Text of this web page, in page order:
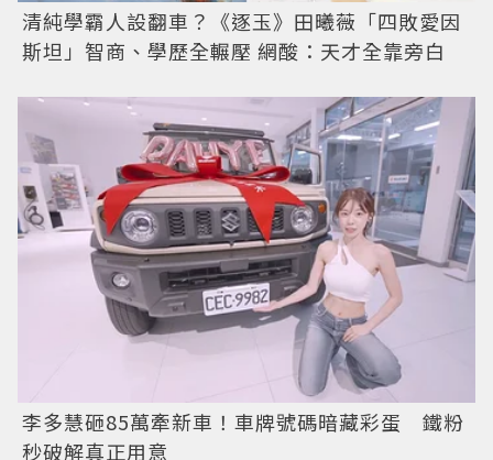
清純學霸人設翻車？《逐玉》田曦薇「四敗愛因
斯坦」智商、學歷全輾壓 網酸：天才全靠旁白
李多慧砸85萬牽新車！車牌號碼暗藏彩蛋 鐵粉
秒破解真正用意